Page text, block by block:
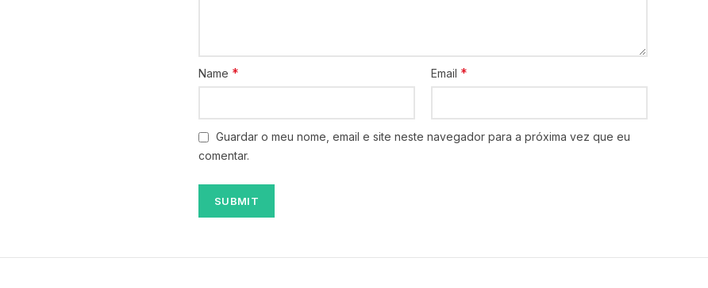
Name * Email *
Guardar o meu nome, email e site neste navegador para a próxima vez que eu
comentar.